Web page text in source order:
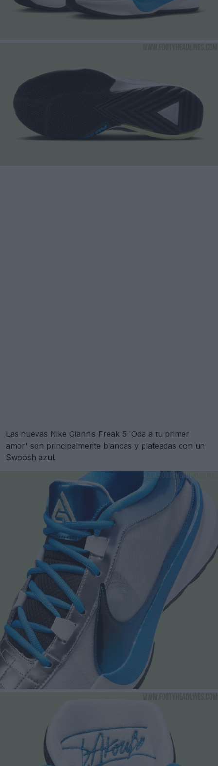
Las nuevas Nike Giannis Freak 5 'Oda a tu primer
amor' son principalmente blancas y plateadas con un
Swoosh azul.